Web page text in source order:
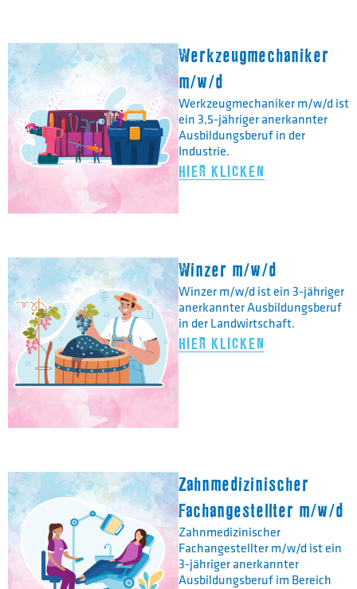
Werkzeugmechaniker
m/w/d
Werkzeugmechaniker m/w/d ist
ein 3,5-jähriger anerkannter
Ausbildungsberuf in der
Industrie.
HIER KLICKEN
Winzer m/w/d
Winzer m/w/d ist ein 3-jähriger
anerkannter Ausbildungsberuf
in der Landwirtschaft.
HIER KLICKEN
Zahnmedizinischer
Fachangestellter m/w/d
Zahnmedizinischer
Fachangestellter m/w/d ist ein
3-jähriger anerkannter
Ausbildungsberuf im Bereich